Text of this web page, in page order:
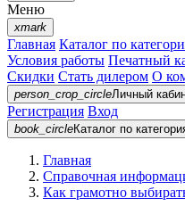
Меню
xmark
Главная Каталог по
Условия работы Печатный
Скидки Стать дилером О
person_crop_circleЛичный
Регистрация Вход
book_circleКаталог по
Главная
Справочная
Как грамотно